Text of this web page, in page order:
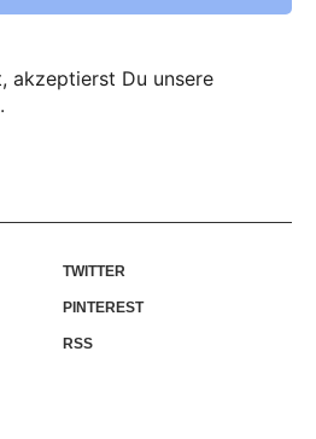
akzeptierst Du unsere
TWITTER
PINTEREST
RSS